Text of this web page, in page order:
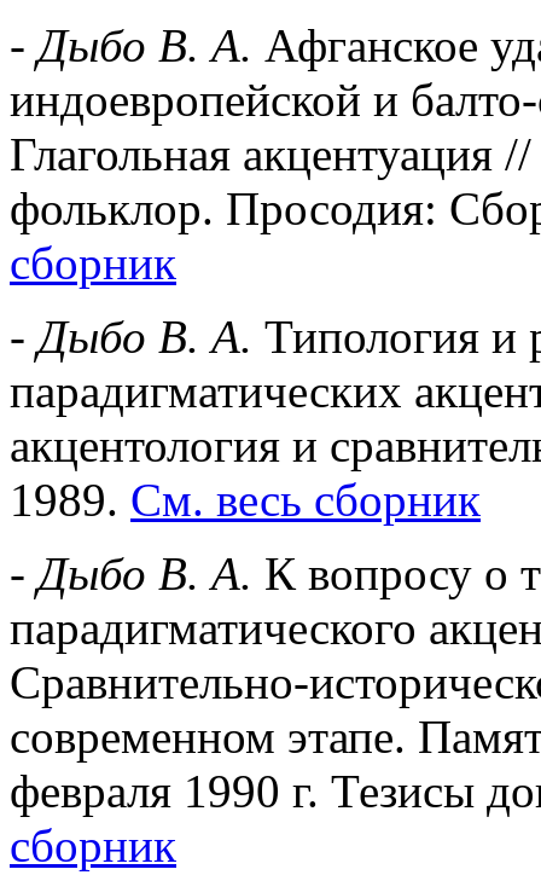
-Дыбо В. А. Афганское
индоевропейской и
Глагольная акцентуация
фольклор. Просодия:
сборник
-Дыбо В. А. Типология и
парадигматических
акцентология и
1989. См. весь сборник
-Дыбо В. А. К вопросу о
парадигматического
Сравнительно-
современном этапе.
февраля 1990 г. Тезисы
сборник